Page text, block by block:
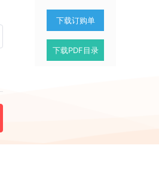
下载订购单
下载PDF目录